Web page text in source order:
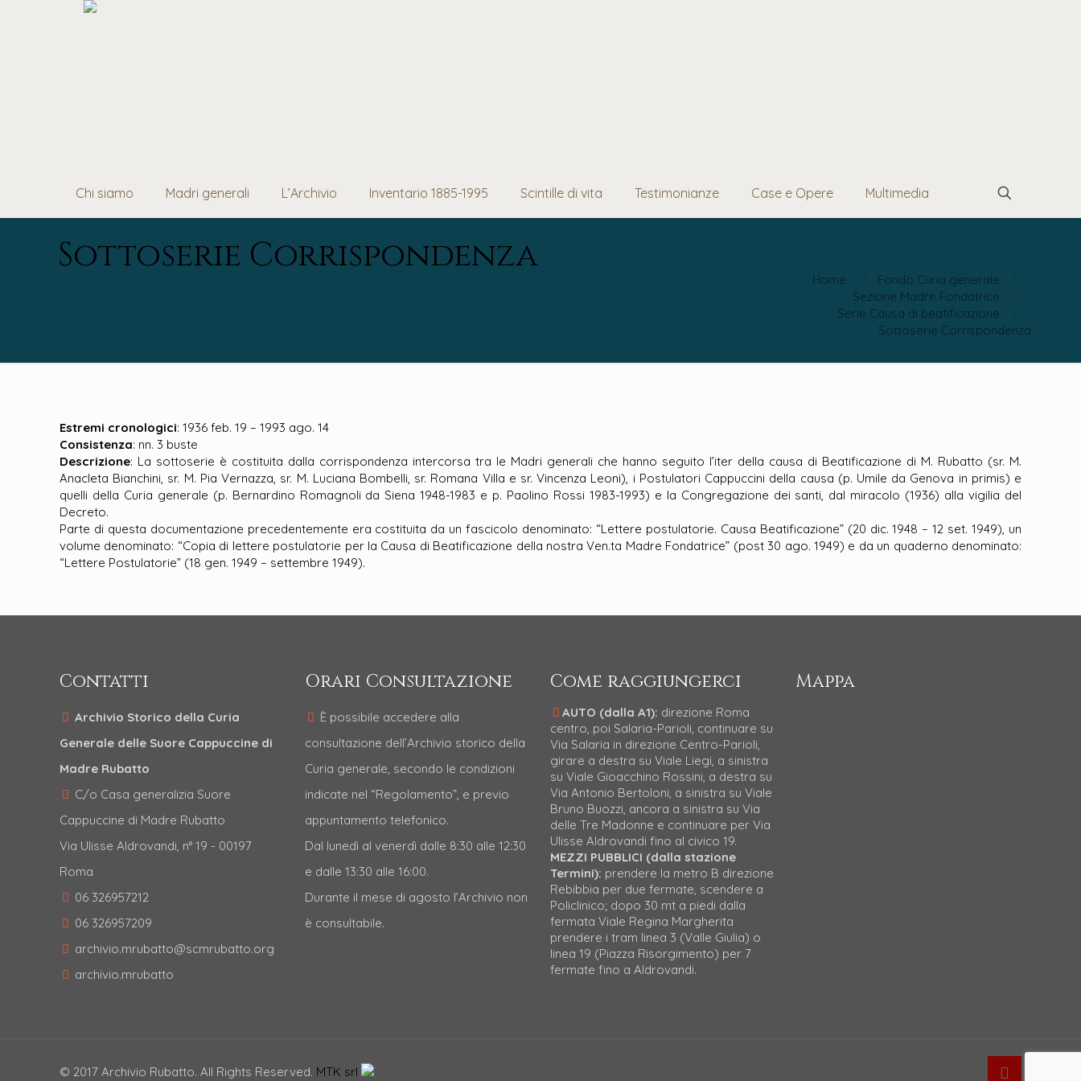
Chi siamo Madri generali L’Archivio Inventario 1885-1995 Scintille di vita Testimonianze Case e Opere Multimedia
Sottoserie Corrispondenza
Home
Fondo Curia generale
Sezione Madre Fondatrice
Serie Causa di beatificazione
Sottoserie Corrispondenza
Estremi cronologici: 1936 feb. 19 – 1993 ago. 14
Consistenza: nn. 3 buste
Descrizione: La sottoserie è costituita dalla corrispondenza intercorsa tra le Madri generali che hanno seguito l’iter della causa di Beatificazione di M. Rubatto (sr. M.
Anacleta Bianchini, sr. M. Pia Vernazza, sr. M. Luciana Bombelli, sr. Romana Villa e sr. Vincenza Leoni), i Postulatori Cappuccini della causa (p. Umile da Genova in primis) e
quelli della Curia generale (p. Bernardino Romagnoli da Siena 1948-1983 e p. Paolino Rossi 1983-1993) e la Congregazione dei santi, dal miracolo (1936) alla vigilia del
Decreto.
Parte di questa documentazione precedentemente era costituita da un fascicolo denominato: “Lettere postulatorie. Causa Beatificazione” (20 dic. 1948 – 12 set. 1949), un
volume denominato: “Copia di lettere postulatorie per la Causa di Beatificazione della nostra Ven.ta Madre Fondatrice” (post 30 ago. 1949) e da un quaderno denominato:
“Lettere Postulatorie” (18 gen. 1949 – settembre 1949).
Contatti
Archivio Storico della Curia
Generale delle Suore Cappuccine di
Madre Rubatto
C/o Casa generalizia Suore
Cappuccine di Madre Rubatto
Via Ulisse Aldrovandi, n° 19 - 00197
Roma
06 326957212
06 326957209
archivio.mrubatto@scmrubatto.org
archivio.mrubatto
Orari Consultazione
È possibile accedere alla
consultazione dell’Archivio storico della
Curia generale, secondo le condizioni
indicate nel “Regolamento”, e previo
appuntamento telefonico.
Dal lunedì al venerdì dalle 8:30 alle 12:30
e dalle 13:30 alle 16:00.
Durante il mese di agosto l’Archivio non
è consultabile.
Come raggiungerci
AUTO (dalla A1): direzione Roma
centro, poi Salaria-Parioli, continuare su
Via Salaria in direzione Centro-Parioli,
girare a destra su Viale Liegi, a sinistra
su Viale Gioacchino Rossini, a destra su
Via Antonio Bertoloni, a sinistra su Viale
Bruno Buozzi, ancora a sinistra su Via
delle Tre Madonne e continuare per Via
Ulisse Aldrovandi fino al civico 19.
MEZZI PUBBLICI (dalla stazione
Termini): prendere la metro B direzione
Rebibbia per due fermate, scendere a
Policlinico; dopo 30 mt a piedi dalla
fermata Viale Regina Margherita
prendere i tram linea 3 (Valle Giulia) o
linea 19 (Piazza Risorgimento) per 7
fermate fino a Aldrovandi.
Mappa
© 2017 Archivio Rubatto. All Rights Reserved. MTK srl